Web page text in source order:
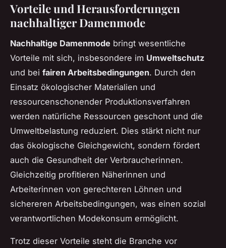
Vorteile und Herausforderungen
nachhaltiger Damenmode
Nachhaltige Damenmode bringt wesentliche
Vorteile mit sich, insbesondere im Umweltschutz
und bei fairen Arbeitsbedingungen. Durch den
Einsatz ökologischer Materialien und
ressourcenschonender Produktionsverfahren
werden natürliche Ressourcen geschont und die
Umweltbelastung reduziert. Dies stärkt nicht nur
das ökologische Gleichgewicht, sondern fördert
auch die Gesundheit der Verbraucherinnen.
Gleichzeitig profitieren Näherinnen und
Arbeiterinnen von gerechteren Löhnen und
sichereren Arbeitsbedingungen, was einen sozial
verantwortlichen Modekonsum ermöglicht.
Trotz dieser Vorteile steht die Branche vor